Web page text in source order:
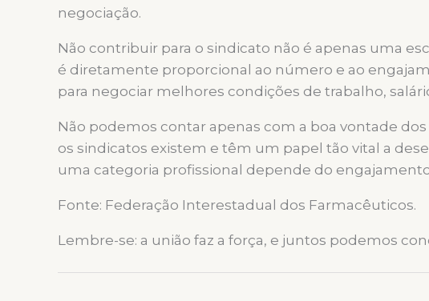
negociação.
Não contribuir para o sindicato não é apenas uma
é diretamente proporcional ao número e ao
para negociar melhores condições de trabalho,
Não podemos contar apenas com a boa vontade
os sindicatos existem e têm um papel tão vital a
uma categoria profissional depende do
Fonte: Federação Interestadual dos Farmacêuticos.
Lembre-se: a união faz a força, e juntos podemos